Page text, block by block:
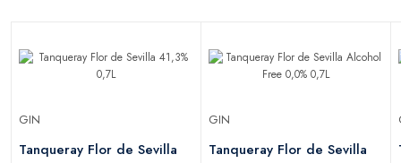
GIN
Tanqueray Flor de Sevilla
GIN
Tanqueray Flor de Sevilla